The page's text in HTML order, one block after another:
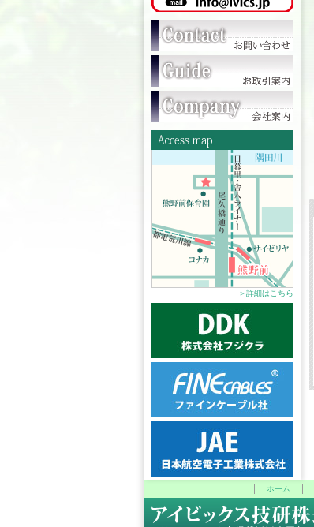
＞詳細はこちら
ホーム